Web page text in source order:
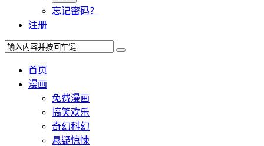
忘记密码？
注册
首页
漫画
免费漫画
搞笑欢乐
奇幻科幻
悬疑惊悚